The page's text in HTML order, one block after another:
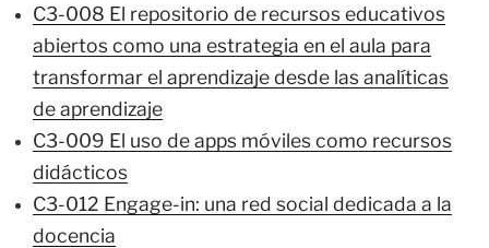
C3-008 El repositorio de recursos educativos
abiertos como una estrategia en el aula para
transformar el aprendizaje desde las analíticas
de aprendizaje
C3-009 El uso de apps móviles como recursos
didácticos
C3-012 Engage-in: una red social dedicada a la
docencia